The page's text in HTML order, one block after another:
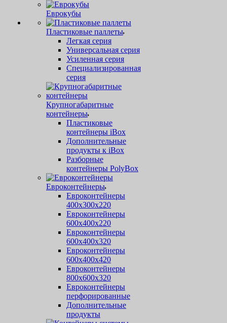
Еврокубы
Пластиковые паллеты
Легкая серия
Универсальная серия
Усиленная серия
Специализированная
серия
Крупногабаритные
контейнеры
Пластиковые
контейнеры iBox
Дополнительные
продукты к iBox
Разборные
контейнеры PolyBox
Евроконтейнеры
Евроконтейнеры
400х300х220
Евроконтейнеры
600х400х220
Евроконтейнеры
600х400х320
Евроконтейнеры
600х400х420
Евроконтейнеры
800х600х320
Евроконтейнеры
перфорированные
Дополнительные
продукты